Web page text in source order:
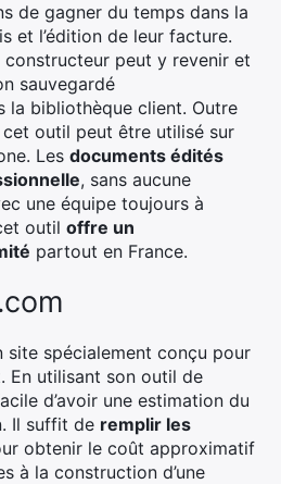
de gagner du temps dans la
et l’édition de leur facture.
constructeur peut y revenir et
sauvegardé
la bibliothèque client. Outre
cet outil peut être utilisé sur
Les documents édités
, sans aucune
une équipe toujours à
outil offre un
partout en France.
site spécialement conçu pour
En utilisant son outil de
d’avoir une estimation du
Il suffit de remplir les
obtenir le coût approximatif
à la construction d’une